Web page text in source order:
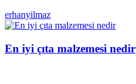
erhanyilmaz
En iyi çıta malzemesi nedir